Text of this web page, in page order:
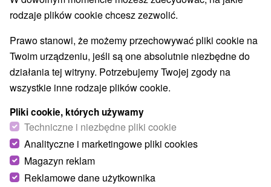
rodzaje plików cookie chcesz zezwolić.
Prawo stanowi, że możemy przechowywać pliki cookie na
Twoim urządzeniu, jeśli są one absolutnie niezbędne do
działania tej witryny. Potrzebujemy Twojej zgody na
wszystkie inne rodzaje plików cookie.
Pliki cookie, których używamy
Techniczne i niezbędne pliki cookie
Analityczne i marketingowe pliki cookies
Magazyn reklam
Reklamowe dane użytkownika